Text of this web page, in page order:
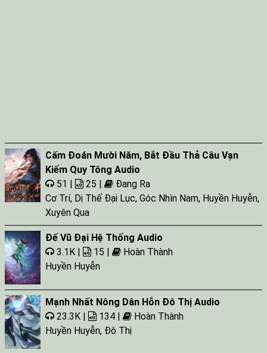
Cấm Đoán Mười Năm, Bắt Đầu Thả Câu Vạn
Kiếm Quy Tông Audio
51 |
25 |
Đang Ra
Cơ Trí, Dị Thế Đại Lục, Góc Nhìn Nam, Huyền Huyễn,
Xuyên Qua
Đế Vũ Đại Hệ Thống Audio
3.1K |
15 |
Hoàn Thành
Huyền Huyễn
Mạnh Nhất Nông Dân Hỗn Đô Thị Audio
23.3K |
134 |
Hoàn Thành
Huyền Huyễn, Đô Thị